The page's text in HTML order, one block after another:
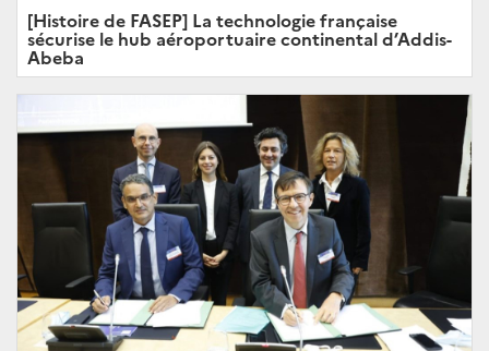
[Histoire de FASEP] La technologie française
sécurise le hub aéroportuaire continental d’Addis-
Abeba